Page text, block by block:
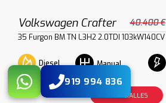
Volkswagen Crafter 40.400 €
35 Furgon BM TN L3H2 2.0TDI 103kW140CV
Diesel Manual
VER DETALLES
919 994 836